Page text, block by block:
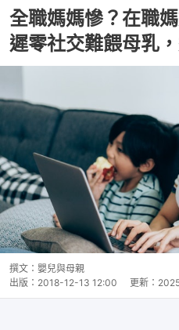
全職媽媽慘？在職
遲零社交難餵母乳
撰文： 嬰兒與母親
出版： 2018-12-13 12:00 更新：